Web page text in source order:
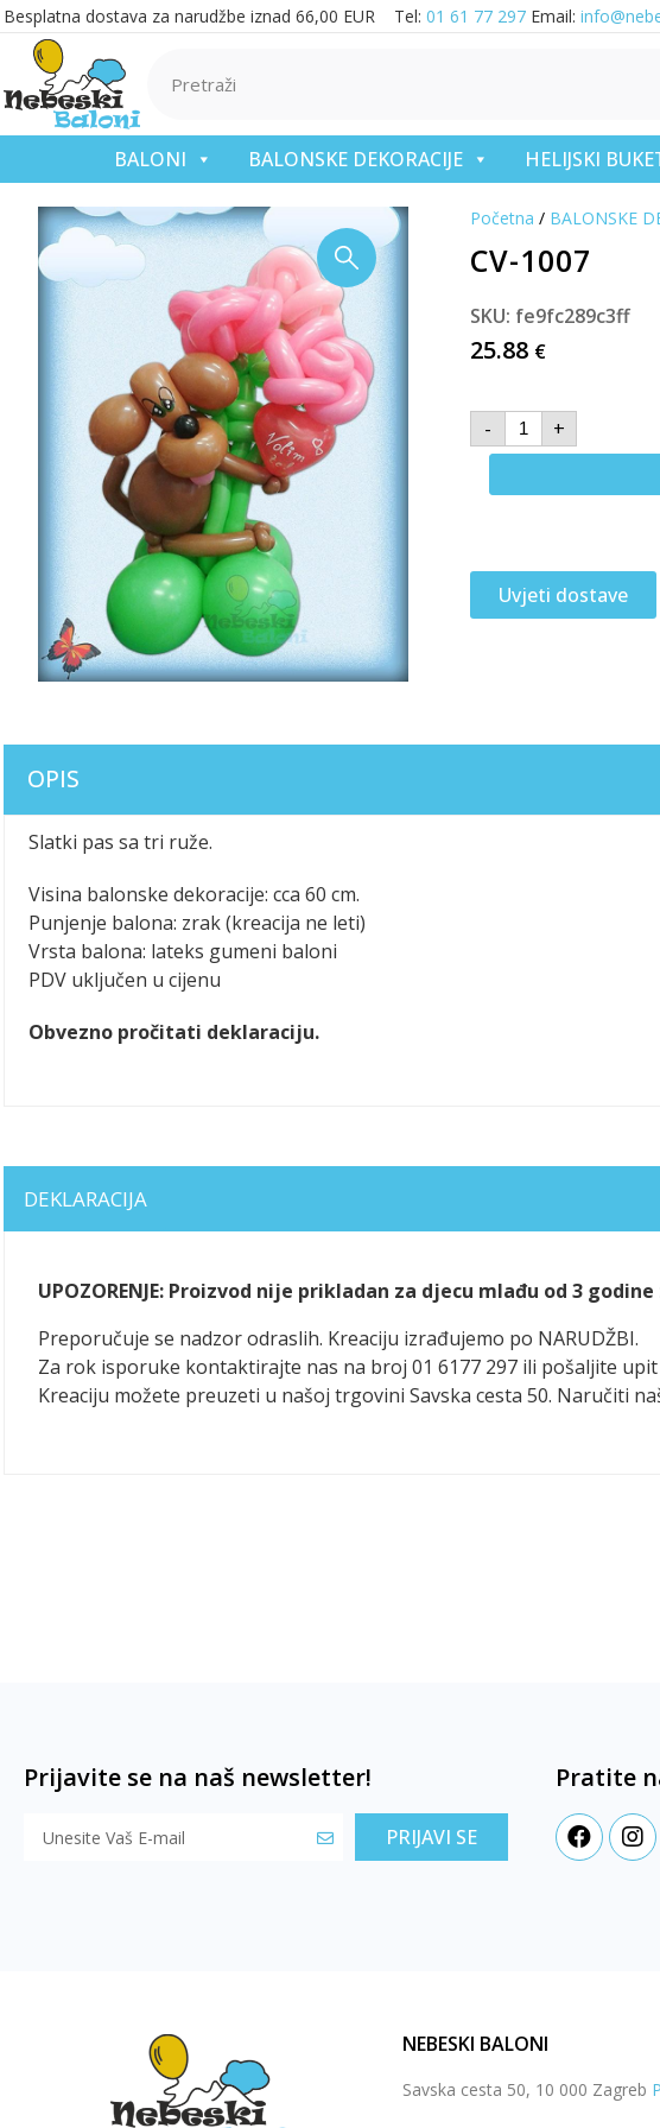
Besplatna dostava za narudžbe iznad 66,00 EUR Tel: 01 61 77 297 Email:
BALONI BALONSKE DEKORACIJE HELIJSKI
Početna / BALONSKE
CV-1007
SKU: fe9fc289c3ff
25.88 €
-
+
Uvjeti dostave
OPIS
Slatki pas sa tri ruže.
Visina balonske dekoracije: cca 60 cm.
Punjenje balona: zrak (kreacija ne leti)
Vrsta balona: lateks gumeni baloni
PDV uključen u cijenu
Obvezno pročitati deklaraciju.
DEKLARACIJA
UPOZORENJE: Proizvod nije prikladan za djecu mlađu od 3
Preporučuje se nadzor odraslih. Kreaciju izrađujemo po NARUDŽBI.
Za rok isporuke kontaktirajte nas na broj 01 6177 297 ili pošaljite
Kreaciju možete preuzeti u našoj trgovini Savska cesta 50. Naručiti
Prijavite se na naš newsletter!
PRIJAVI SE
Pratite
NEBESKI BALONI
Savska cesta 50, 10 000 Zagreb